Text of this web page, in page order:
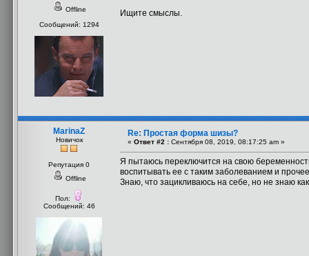
Offline
Сообщений: 1294
Ищите смыслы.
MarinaZ
Новичок
Репутация 0
Offline
Пол:
Сообщений: 46
Re: Простая форма шизы?
« Ответ #2 : Сентября 08, 2019, 08:17:25 am »
Я пытаюсь переключится на свою
воспитывать ее с таким заболеванием и
Знаю, что зацикливаюсь на себе, но не знаю